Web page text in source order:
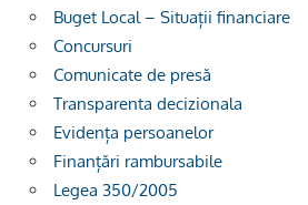
Buget Local – Situații financiare
Concursuri
Comunicate de presă
Transparenta decizionala
Evidența persoanelor
Finanțări rambursabile
Legea 350/2005